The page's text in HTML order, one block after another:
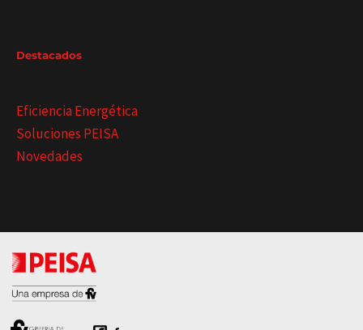
Destacados
Eficiencia Energética
Soluciones PEISA
Novedades